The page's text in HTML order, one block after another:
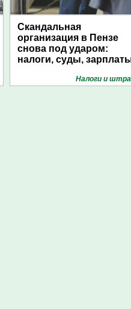
Скандальная
организация в Пензе
снова под ударом:
налоги, суды,
Налоги и